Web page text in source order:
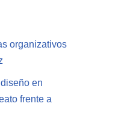
organizativos
en
frente a